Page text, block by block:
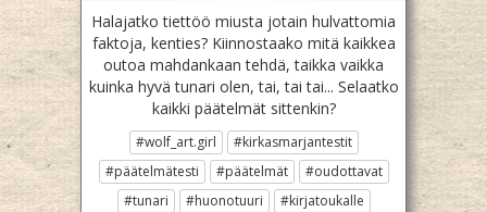
Halajatko tiettöö miusta jotain hulvattomia
faktoja, kenties? Kiinnostaako mitä kaikkea
outoa mahdankaan tehdä, taikka vaikka
kuinka hyvä tunari olen, tai, tai tai... Selaatko
kaikki päätelmät sittenkin?
#wolf_art.girl
#kirkasmarjantestit
#päätelmätesti
#päätelmät
#oudottavat
#tunari
#huonotuuri
#kirjatoukalle